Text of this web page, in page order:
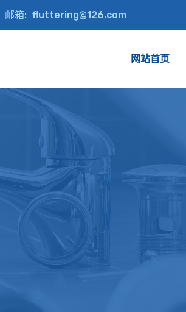
邮箱: fluttering@126.com
网站首页